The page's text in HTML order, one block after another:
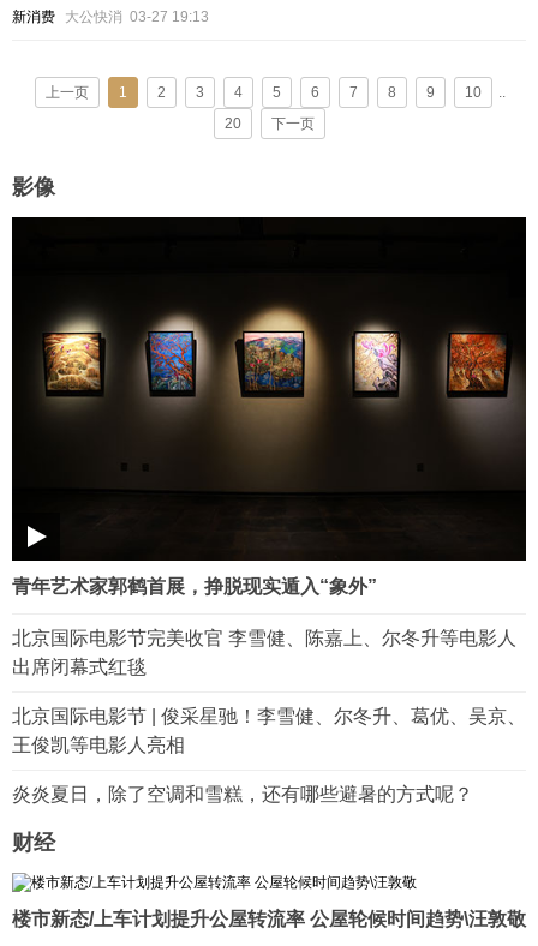
新消费 大公快消 03-27 19:13
上一页 1 2 3 4 5 6 7 8 9 10
..
20
下一页
影像
青年艺术家郭鹤首展，挣脱现实遁入“象外”
北京国际电影节完美收官 李雪健、陈嘉上、尔冬升等电影人
出席闭幕式红毯
北京国际电影节 | 俊采星驰！李雪健、尔冬升、葛优、吴京、
王俊凯等电影人亮相
炎炎夏日，除了空调和雪糕，还有哪些避暑的方式呢？
财经
楼市新态/上车计划提升公屋转流率 公屋轮候时间趋势\汪敦敬